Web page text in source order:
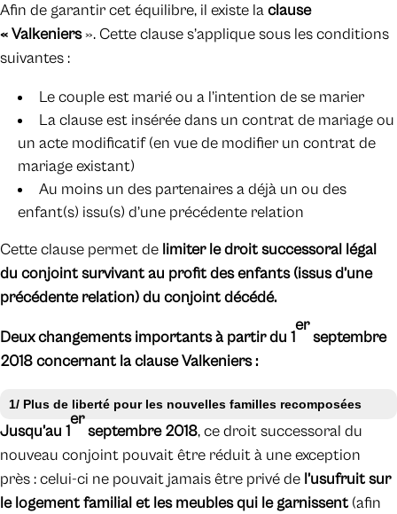
Afin de garantir cet équilibre, il existe laclause
« Valkeniers». Cette clause s’applique sous les conditions
suivantes :
Le couple est marié ou a l’intention de se marier
La clause est insérée dans un contrat de mariage ou
un acte modificatif (en vue de modifier un contrat de
mariage existant)
Au moins un des partenaires a déjà un ou des
enfant(s) issu(s) d’une précédente relation
Cette clause permet de limiter le droit successoral légal
du conjoint survivant au profit des enfants (issus d’une
précédente relation) du conjoint décédé.
Deux changements importants à partir du 1
er
septembre
2018 concernant la clause Valkeniers :
1/ Plus de liberté pour les nouvelles familles recomposées
Jusqu’au 1
er
septembre 2018, ce droit successoral du
nouveau conjoint pouvait être réduit à une exception
près : celui-ci ne pouvait jamais être privé de l’usufruit sur
le logement familial et les meubles qui le garnissent (afin